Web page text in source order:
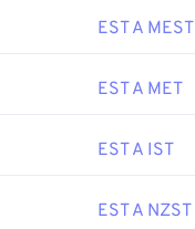
EST A MEST
EST A MET
EST A IST
EST A NZST